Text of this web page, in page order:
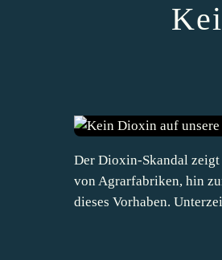
Der Dioxin-Skandal
von Agrarfabriken, hin
dieses Vorhaben.